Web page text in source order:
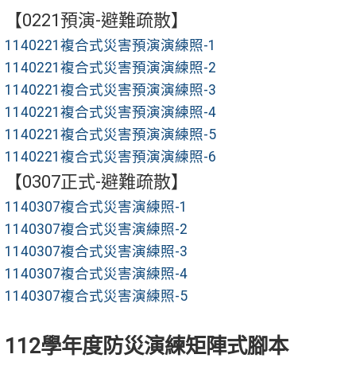
【0221預演-避難疏散】
1140221複合式災害預演演練照-1
1140221複合式災害預演演練照-2
1140221複合式災害預演演練照-3
1140221複合式災害預演演練照-4
1140221複合式災害預演演練照-5
1140221複合式災害預演演練照-6
【0307正式-避難疏散】
1140307複合式災害演練照-1
1140307複合式災害演練照-2
1140307複合式災害演練照-3
1140307複合式災害演練照-4
1140307複合式災害演練照-5
112學年度防災演練矩陣式腳本